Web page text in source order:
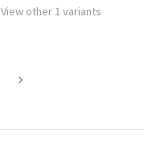
View other 1 variants